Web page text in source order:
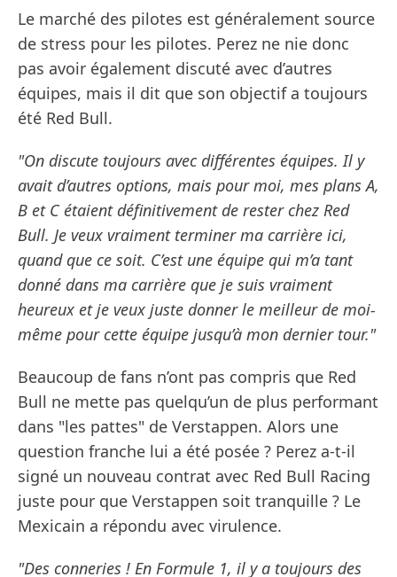
Le marché des pilotes est généralement source
de stress pour les pilotes. Perez ne nie donc
pas avoir également discuté avec d’autres
équipes, mais il dit que son objectif a toujours
été Red Bull.
"On discute toujours avec différentes équipes. Il y
avait d’autres options, mais pour moi, mes plans A,
B et C étaient définitivement de rester chez Red
Bull. Je veux vraiment terminer ma carrière ici,
quand que ce soit. C’est une équipe qui m’a tant
donné dans ma carrière que je suis vraiment
heureux et je veux juste donner le meilleur de moi-
même pour cette équipe jusqu’à mon dernier tour."
Beaucoup de fans n’ont pas compris que Red
Bull ne mette pas quelqu’un de plus performant
dans "les pattes" de Verstappen. Alors une
question franche lui a été posée ? Perez a-t-il
signé un nouveau contrat avec Red Bull Racing
juste pour que Verstappen soit tranquille ? Le
Mexicain a répondu avec virulence.
"Des conneries ! En Formule 1, il y a toujours des